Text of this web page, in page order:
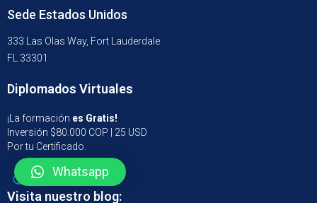
Sede Estados Unidos
333 Las Olas Way, Fort Lauderdale
FL 33301
Diplomados Virtuales
¡La formación es Gratis!
Inversión $80.000 COP | 25 USD
Por tu Certificado.
Visita nuestro blog:
Whatsapp